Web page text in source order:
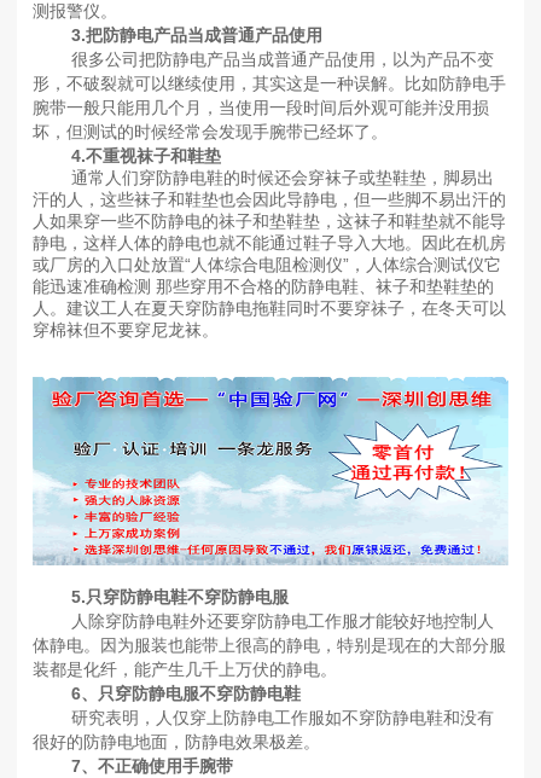
测报警仪。
3.把防静电产品当成普通产品使用
很多公司把防静电产品当成普通产品使用，以为产品不变
形，不破裂就可以继续使用，其实这是一种误解。比如防静电手
腕带一般只能用几个月，当使用一段时间后外观可能并没用损
坏，但测试的时候经常会发现手腕带已经坏了。
4.不重视袜子和鞋垫
通常人们穿防静电鞋的时候还会穿袜子或垫鞋垫，脚易出
汗的人，这些袜子和鞋垫也会因此导静电，但一些脚不易出汗的
人如果穿一些不防静电的祙子和垫鞋垫，这袜子和鞋垫就不能导
静电，这样人体的静电也就不能通过鞋子导入大地。因此在机房
或厂房的入口处放置“人体综合电阻检测仪”，人体综合测试仪它
能迅速准确检测 那些穿用不合格的防静电鞋、袜子和垫鞋垫的
人。建议工人在夏天穿防静电拖鞋同时不要穿祙子，在冬天可以
穿棉袜但不要穿尼龙袜。
5.只穿防静电鞋不穿防静电服
人除穿防静电鞋外还要穿防静电工作服才能较好地控制人
体静电。因为服装也能带上很高的静电，特别是现在的大部分服
装都是化纤，能产生几千上万伏的静电。
6、只穿防静电服不穿防静电鞋
研究表明，人仅穿上防静电工作服如不穿防静电鞋和没有
很好的防静电地面，防静电效果极差。
7、不正确使用手腕带